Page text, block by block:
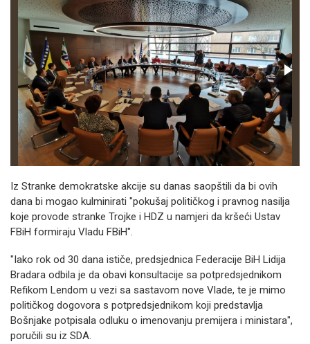
Iz Stranke demokratske akcije su danas saopštili da bi ovih
dana bi mogao kulminirati "pokušaj političkog i pravnog nasilja
koje provode stranke Trojke i HDZ u namjeri da kršeći Ustav
FBiH formiraju Vladu FBiH".
"Iako rok od 30 dana ističe, predsjednica Federacije BiH Lidija
Bradara odbila je da obavi konsultacije sa potpredsjednikom
Refikom Lendom u vezi sa sastavom nove Vlade, te je mimo
političkog dogovora s potpredsjednikom koji predstavlja
Bošnjake potpisala odluku o imenovanju premijera i ministara",
poručili su iz SDA.